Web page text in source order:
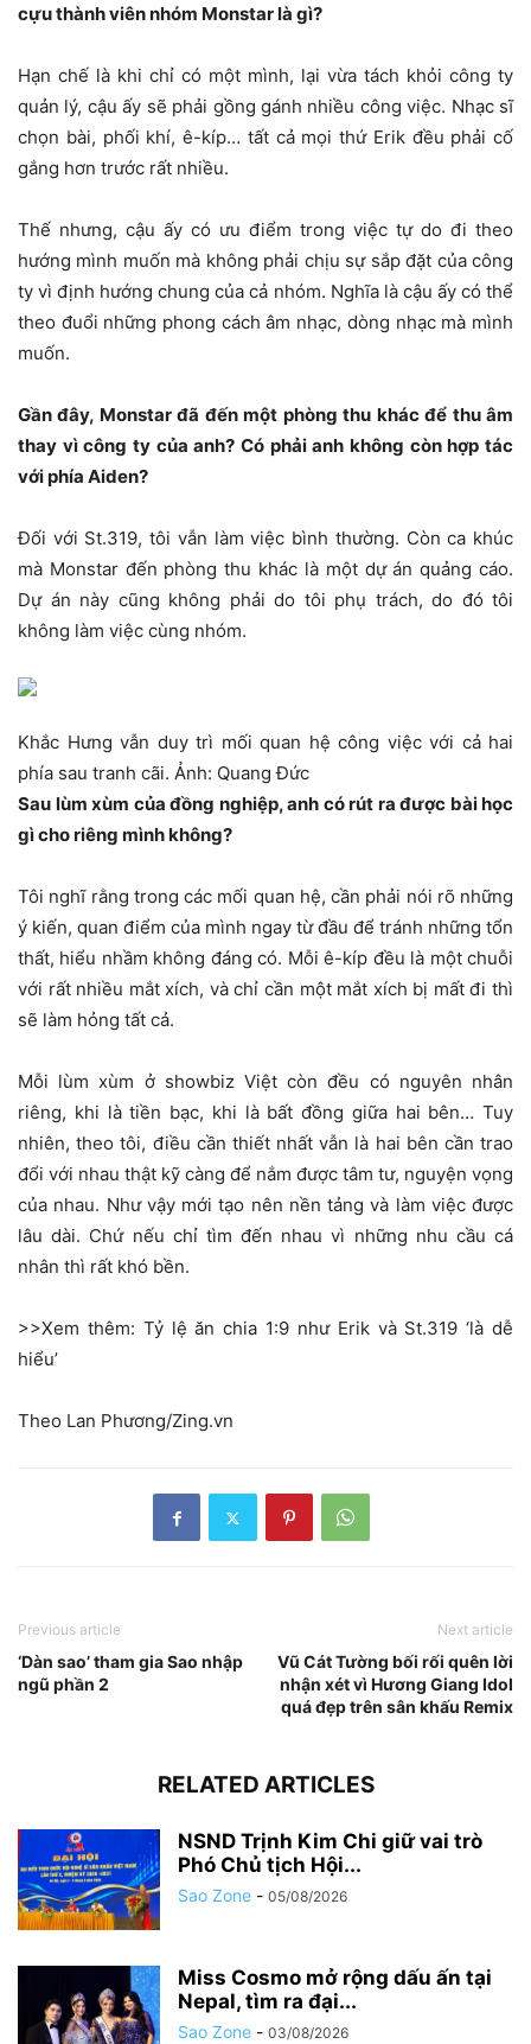
cựu thành viên nhóm Monstar là gì?
Hạn chế là khi chỉ có một mình, lại vừa tách khỏi công ty
quản lý, cậu ấy sẽ phải gồng gánh nhiều công việc. Nhạc sĩ
chọn bài, phối khí, ê-kíp… tất cả mọi thứ Erik đều phải cố
gắng hơn trước rất nhiều.
Thế nhưng, cậu ấy có ưu điểm trong việc tự do đi theo
hướng mình muốn mà không phải chịu sự sắp đặt của công
ty vì định hướng chung của cả nhóm. Nghĩa là cậu ấy có thể
theo đuổi những phong cách âm nhạc, dòng nhạc mà mình
muốn.
Gần đây, Monstar đã đến một phòng thu khác để thu âm
thay vì công ty của anh? Có phải anh không còn hợp tác
với phía Aiden?
Đối với St.319, tôi vẫn làm việc bình thường. Còn ca khúc
mà Monstar đến phòng thu khác là một dự án quảng cáo.
Dự án này cũng không phải do tôi phụ trách, do đó tôi
không làm việc cùng nhóm.
Khắc Hưng vẫn duy trì mối quan hệ công việc với cả hai
phía sau tranh cãi. Ảnh: Quang Đức
Sau lùm xùm của đồng nghiệp, anh có rút ra được bài học
gì cho riêng mình không?
Tôi nghĩ rằng trong các mối quan hệ, cần phải nói rõ những
ý kiến, quan điểm của mình ngay từ đầu để tránh những tổn
thất, hiểu nhầm không đáng có. Mỗi ê-kíp đều là một chuỗi
với rất nhiều mắt xích, và chỉ cần một mắt xích bị mất đi thì
sẽ làm hỏng tất cả.
Mỗi lùm xùm ở showbiz Việt còn đều có nguyên nhân
riêng, khi là tiền bạc, khi là bất đồng giữa hai bên… Tuy
nhiên, theo tôi, điều cần thiết nhất vẫn là hai bên cần trao
đổi với nhau thật kỹ càng để nắm được tâm tư, nguyện vọng
của nhau. Như vậy mới tạo nên nền tảng và làm việc được
lâu dài. Chứ nếu chỉ tìm đến nhau vì những nhu cầu cá
nhân thì rất khó bền.
>>Xem thêm: Tỷ lệ ăn chia 1:9 như Erik và St.319 ‘là dễ
hiểu’
Theo Lan Phương/Zing.vn
Previous article
‘Dàn sao’ tham gia Sao nhập
ngũ phần 2
Next article
Vũ Cát Tường bối rối quên lời
nhận xét vì Hương Giang Idol
quá đẹp trên sân khấu Remix
RELATED ARTICLES
NSND Trịnh Kim Chi giữ vai trò
Phó Chủ tịch Hội...
Sao Zone - 05/08/2026
Miss Cosmo mở rộng dấu ấn tại
Nepal, tìm ra đại...
Sao Zone - 03/08/2026